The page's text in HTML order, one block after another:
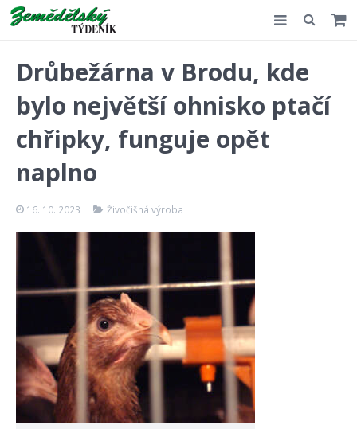
Akce
Drůbežárna v Brodu, kde
bylo největší ohnisko ptačí
chřipky, funguje opět
naplno
16. 10. 2023 Živočišná výroba